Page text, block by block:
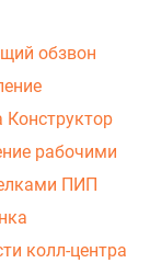
обзвон
Конструктор
рабочими
ПИП
колл-центра